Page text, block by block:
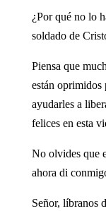
¿Por qué no lo
soldado de
Piensa que
están oprimidos
ayudarles a
felices en esta
No olvides que
ahora di
Señor, líbranos